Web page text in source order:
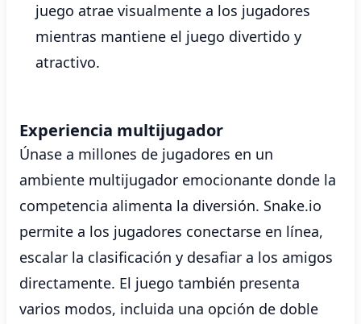
juego atrae visualmente a los jugadores
mientras mantiene el juego divertido y
atractivo.
Experiencia multijugador
Únase a millones de jugadores en un
ambiente multijugador emocionante donde la
competencia alimenta la diversión. Snake.io
permite a los jugadores conectarse en línea,
escalar la clasificación y desafiar a los amigos
directamente. El juego también presenta
varios modos, incluida una opción de doble